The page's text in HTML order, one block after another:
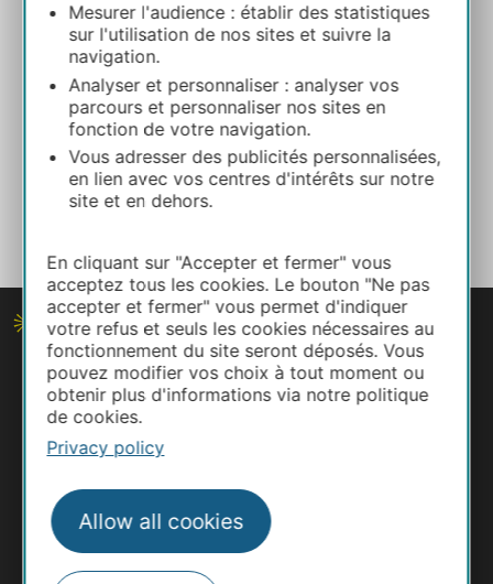
Mesurer l'audience : établir des statistiques
sur l'utilisation de nos sites et suivre la
navigation.
Analyser et personnaliser : analyser vos
parcours et personnaliser nos sites en
fonction de votre navigation.
Vous adresser des publicités personnalisées,
en lien avec vos centres d'intérêts sur notre
site et en dehors.
En cliquant sur "Accepter et fermer" vous
acceptez tous les cookies. Le bouton "Ne pas
accepter et fermer" vous permet d'indiquer
votre refus et seuls les cookies nécessaires au
fonctionnement du site seront déposés. Vous
pouvez modifier vos choix à tout moment ou
obtenir plus d'informations via notre politique
de cookies.
Privacy policy
Allow all cookies
Gers line
Toulouse – Auch
Must-see : Auch and its monumental
staircase.
#VisitOccitanie